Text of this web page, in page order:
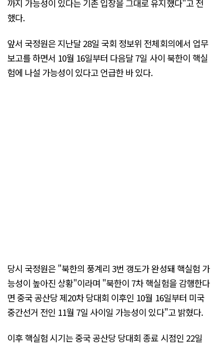
까지 가능성이 있다는 기존 입장을 그대로 유지했다"고 전
했다.
앞서 국정원은 지난달 28일 국회 정보위 전체회의에서 업무
보고를 하면서 10월 16일부터 다음달 7일 사이 북한이 핵실
험에 나설 가능성이 있다고 언급한 바 있다.
당시 국정원은 "북한의 풍계리 3번 갱도가 완성돼 핵실험 가
능성이 높아진 상황"이라며 "북한이 7차 핵실험을 감행한다
면 중국 공산당 제20차 당대회 이후인 10월 16일부터 미국
중간선거 전인 11월 7일 사이일 가능성이 있다"고 밝혔다.
이후 핵실험 시기는 중국 공산당 당대회 종료 시점인 22일